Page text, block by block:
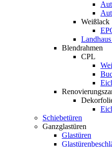
Weißlack
Blendrahmen
CPL
Schiebetüren
Ganzglastüren
Glastüren